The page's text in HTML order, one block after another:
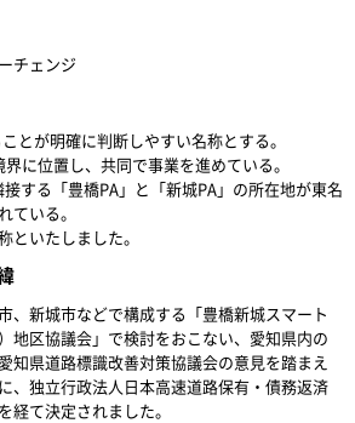
チェンジ
とが明確に判断しやすい名称とする。
界に位置し、共同で事業を進めている。
接する「豊橋PA」と「新城PA」の所在地が東名
ている。
といたしました。
、新城市などで構成する「豊橋新城スマート
地区協議会」で検討をおこない、愛知県内の
知県道路標識改善対策協議会の意見を踏まえ
、独立行政法人日本高速道路保有・債務返済
経て決定されました。